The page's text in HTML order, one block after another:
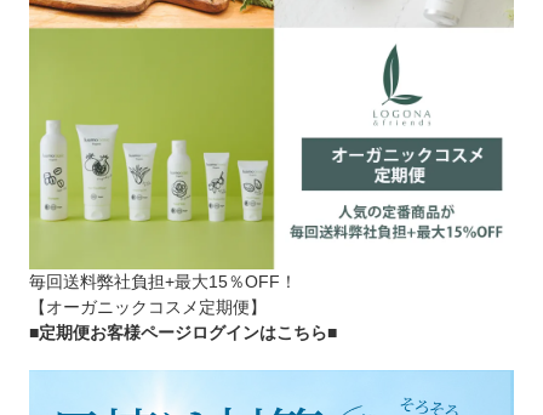
毎回送料弊社負担+最大15％OFF！
【オーガニックコスメ定期便】
■定期便お客様ページログインはこちら■